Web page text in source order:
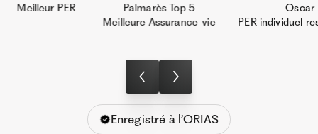
Meilleur PER
Palmarès Top 5
Meilleure Assurance-vie
Oscar
PER individuel
Enregistré à l’ORIAS